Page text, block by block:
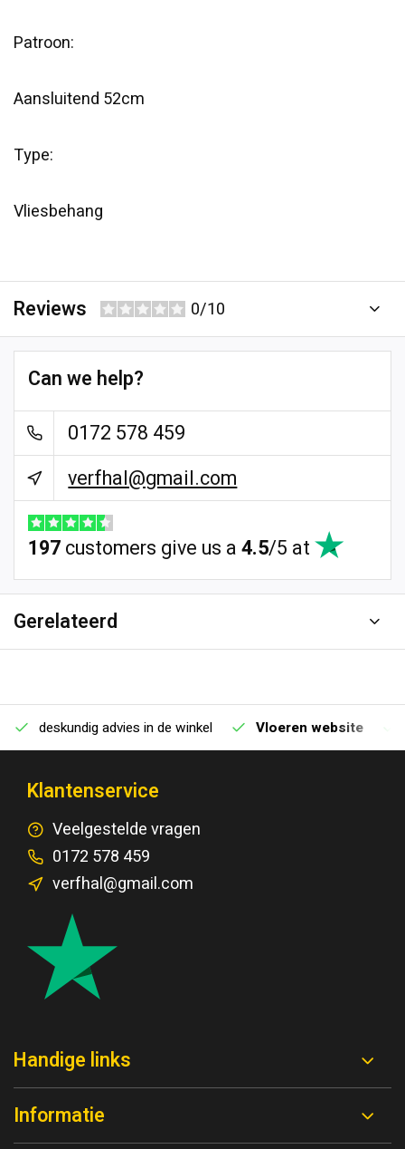
Patroon:
Aansluitend 52cm
Type:
Vliesbehang
Reviews 0/10
Can we help?
0172 578 459
verfhal@gmail.com
197customers give us a4.5/5 at
Gerelateerd
deskundig advies in de winkel Vloeren website
Klantenservice
Veelgestelde vragen
0172 578 459
verfhal@gmail.com
Handige links
Informatie